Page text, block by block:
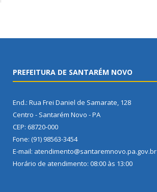
PREFEITURA DE SANTARÉM NOVO
End.: Rua Frei Daniel de Samarate, 128
Centro - Santarém Novo - PA
CEP: 68720-000
Fone: (91) 98563-3454
E-mail: atendimento@santaremnovo.pa.gov.br
Horário de atendimento: 08:00 às 13:00